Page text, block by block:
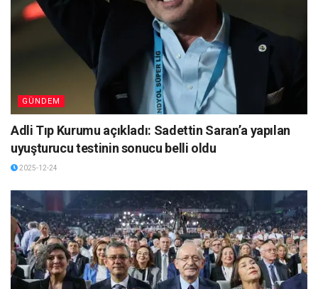
GÜNDEM
Adli Tıp Kurumu açıkladı: Sadettin Saran’a yapılan
uyuşturucu testinin sonucu belli oldu
2025-12-24